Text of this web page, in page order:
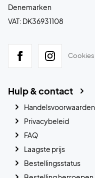
Denemarken
VAT: DK36931108
Cookies
Hulp & contact
Handelsvoorwaarden
Privacybeleid
FAQ
Laagste prijs
Bestellingsstatus